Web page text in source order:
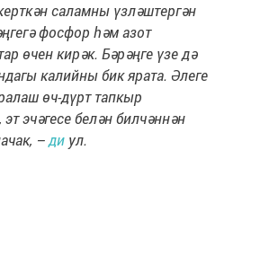
саламны үзләштергән
фосфор һәм азот
өчен кирәк. Бәрәңге үзе дә
калийны бик ярата. Әлеге
өч-дүрт тапкыр
эчәгесе белән билчәннән
–ди ул.